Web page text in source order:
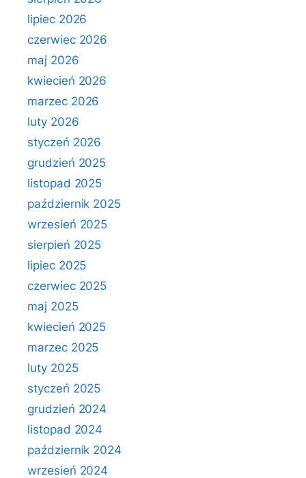
lipiec 2026
czerwiec 2026
maj 2026
kwiecień 2026
marzec 2026
luty 2026
styczeń 2026
grudzień 2025
listopad 2025
październik 2025
wrzesień 2025
sierpień 2025
lipiec 2025
czerwiec 2025
maj 2025
kwiecień 2025
marzec 2025
luty 2025
styczeń 2025
grudzień 2024
listopad 2024
październik 2024
wrzesień 2024